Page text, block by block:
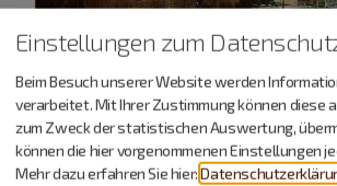
Einstellungen zum
Beim Besuch unserer Website werden
verarbeitet. Mit Ihrer Zustimmung können diese
zum Zweck der statistischen Auswertung,
können die hier vorgenommenen Einstellungen
Mehr dazu erfahren Sie hier: